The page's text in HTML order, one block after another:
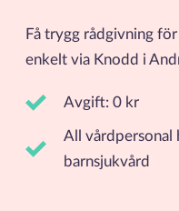
Få trygg rådgivning
enkelt via Knodd i
Avgift: 0 kr
All vårdpersonal
barnsjukvård